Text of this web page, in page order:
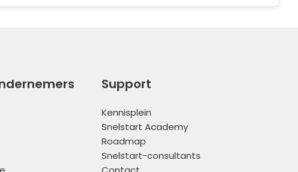
Support
Kennisplein
Snelstart Academy
Roadmap
Snelstart-consultants